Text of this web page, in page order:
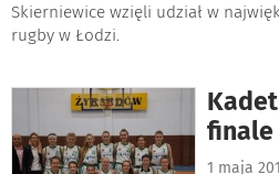
Skierniewice wzięli udział w
rugby w Łodzi.
finale
1 maja